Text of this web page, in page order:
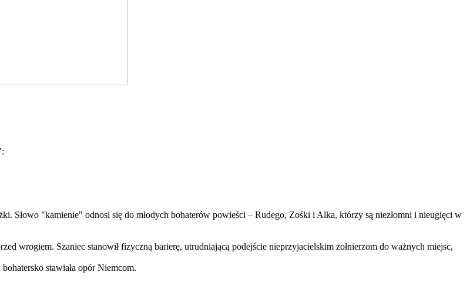
Słowo "kamienie" odnosi się do młodych bohaterów powieści – Rudego, Zośki i Alka, którzy są niezłomni i nieugięci w
wrogiem. Szaniec stanowił fizyczną barierę, utrudniającą podejście nieprzyjacielskim żołnierzom do ważnych miejsc,
stawiała opór Niemcom.